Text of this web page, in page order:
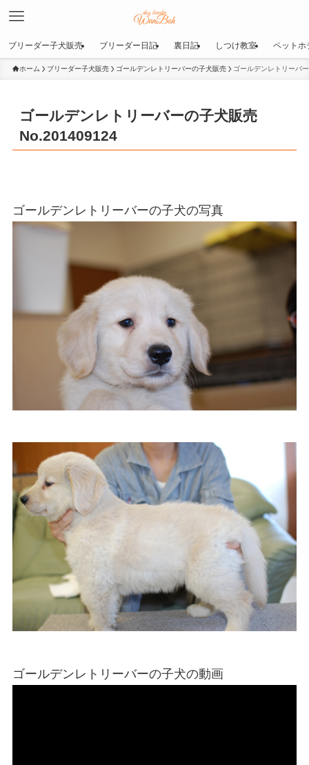
ブリーダー子犬販売 ブリーダー日記 裏日記 しつけ教室 ペットホ
ホーム ブリーダー子犬販売 ゴールデンレトリーバーの子犬販売 ゴールデンレトリーバ
ゴールデンレトリーバーの子犬販売
No.201409124
ゴールデンレトリーバーの子犬の写真
ゴールデンレトリーバーの子犬の動画